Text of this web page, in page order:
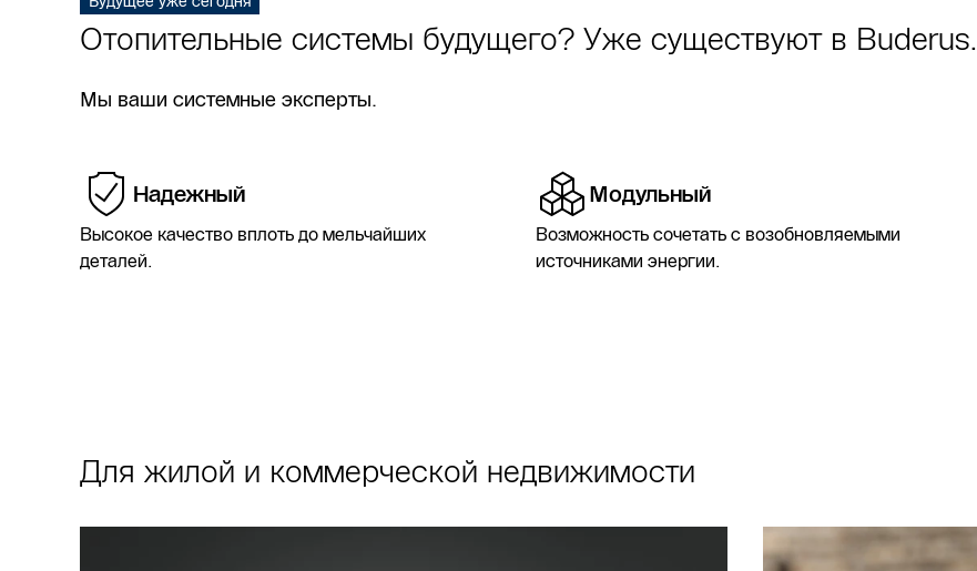
Настенные и напольные котлы, баки-водонагреватели и системы
Отопительные системы будущего? Уже существуют в Buderus.
Мы ваши системные эксперты.
Надежный
Высокое качество вплоть до мельчайших
деталей.
Модульный
Возможность сочетать с возобновляемыми
источниками энергии.
Для жилой и коммерческой недвижимости